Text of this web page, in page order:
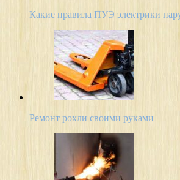
Какие правила ПУЭ электрики
Ремонт рохли своими руками